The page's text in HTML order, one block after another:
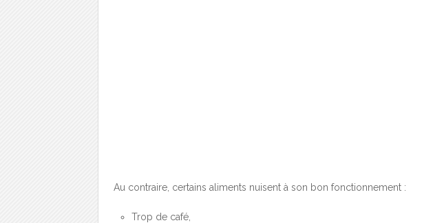
Au contraire, certains aliments nuisent à son bon fonctionnement :
Trop de café,